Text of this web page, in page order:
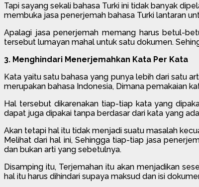
Tapi sayang sekali bahasa Turki ini tidak banyak
membuka jasa penerjemah bahasa Turki lantaran
Apalagi jasa penerjemah memang harus betul-
tersebut lumayan mahal untuk satu dokumen.
3. Menghindari Menerjemahkan Kata Per Kata
Kata yaitu satu bahasa yang punya lebih dari satu
merupakan bahasa Indonesia, Dimana pemakaian
Hal tersebut dikarenakan tiap-tiap kata yang
dapat juga dipakai tanpa berdasar dari kata yang
Akan tetapi hal itu tidak menjadi suatu masalah
Melihat dari hal ini, Sehingga tiap-tiap jasa
dan bukan arti yang sebetulnya.
Disamping itu, Terjemahan itu akan menjadikan
hal itu harus dihindari supaya maksud dan isi